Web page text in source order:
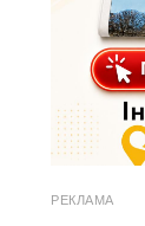
РЕКЛАМА